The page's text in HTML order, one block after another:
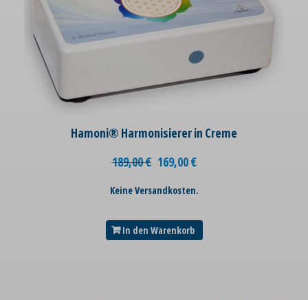
Hamoni® Harmonisierer in Creme
189,00€ 169,00€
Keine Versandkosten.
In den Warenkorb